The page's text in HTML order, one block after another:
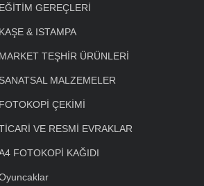
EĞİTİM GEREÇLERİ
KAŞE & ISTAMPA
MARKET TEŞHİR ÜRÜNLERİ
SANATSAL MALZEMELER
FOTOKOPİ ÇEKİMİ
VE RESMİ EVRAKLAR
FOTOKOPİ KAĞIDI